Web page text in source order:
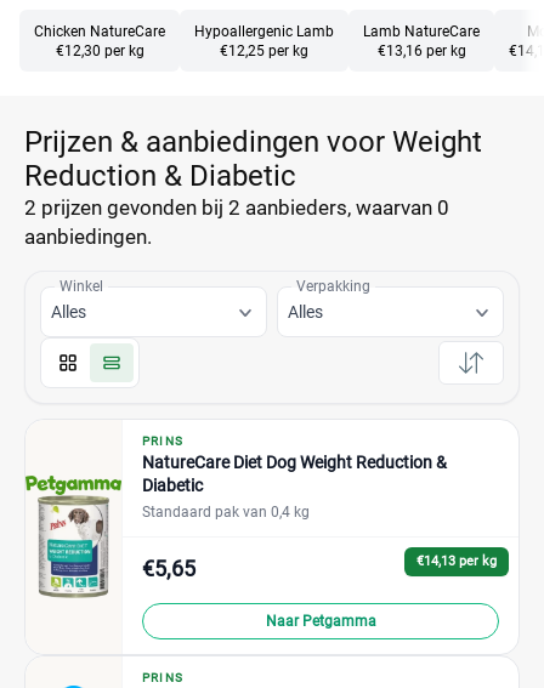
Chicken NatureCare
€12,30 per kg
Hypoallergenic Lamb
€12,25 per kg
Lamb NatureCare
€13,16 per kg
Prijzen & aanbiedingen voor Weight
Reduction & Diabetic
2 prijzen gevonden bij 2 aanbieders, waarvan 0
aanbiedingen.
Winkel
Alles
Verpakking
Alles
PRINS
NatureCare Diet Dog Weight Reduction &
Diabetic
Standaard pak van 0,4 kg
€14,13 per kg
€5,65
Naar Petgamma
PRINS